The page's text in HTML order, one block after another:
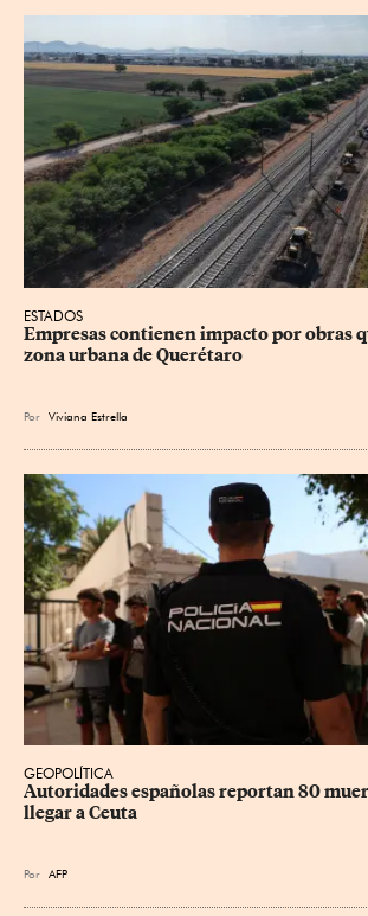
ESTADOS
Empresas contienen impacto por obras
zona urbana de Querétaro
Por Viviana Estrella
GEOPOLÍTICA
Autoridades españolas reportan 80
llegar a Ceuta
Por AFP